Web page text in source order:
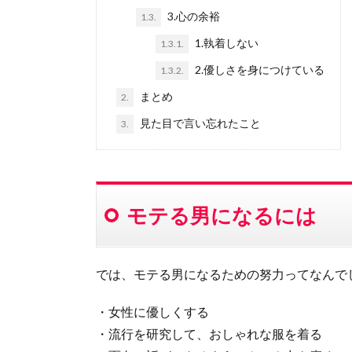
1.3. 3.心の余裕
1.3.1. 1.執着しない
1.3.2. 2.優しさを身につけている
2. まとめ
3. 見た目で言い忘れたこと
モテる男になるには
では、モテる男になるための努力ってなんで
・女性に優しくする
・流行を研究して、おしゃれな服を着る